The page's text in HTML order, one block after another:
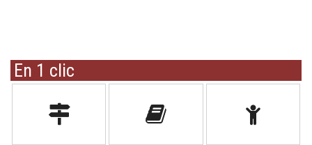
En 1 clic